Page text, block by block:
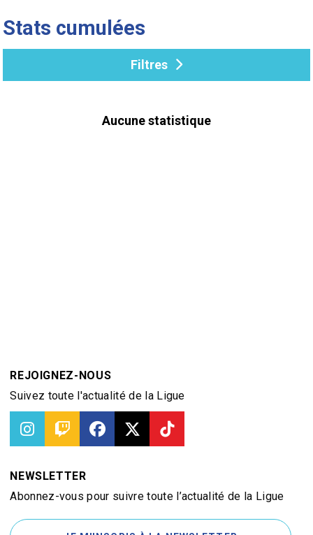
Stats cumulées
Filtres
Aucune statistique
REJOIGNEZ-NOUS
Suivez toute l'actualité de la Ligue
NEWSLETTER
Abonnez-vous pour suivre toute l’actualité de la Ligue